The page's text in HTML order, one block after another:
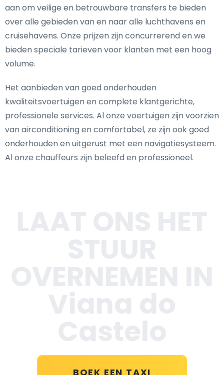
aan om veilige en betrouwbare transfers te bieden
over alle gebieden van en naar alle luchthavens en
cruisehavens. Onze prijzen zijn concurrerend en we
bieden speciale tarieven voor klanten met een hoog
volume.
Het aanbieden van goed onderhouden
kwaliteitsvoertuigen en complete klantgerichte,
professionele services. Al onze voertuigen zijn voorzien
van airconditioning en comfortabel, ze zijn ook goed
onderhouden en uitgerust met een navigatiesysteem.
Al onze chauffeurs zijn beleefd en professioneel.
BOEK EEN TAXI